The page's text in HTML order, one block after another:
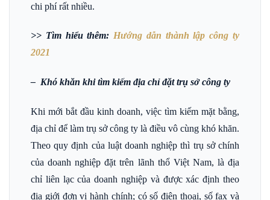
chi phí rất nhiều.
>> Tìm hiểu thêm: Hướng dẫn thành lập công ty
2021
– Khó khăn khi tìm kiếm địa chỉ đặt trụ sở công ty
Khi mới bắt đầu kinh doanh, việc tìm kiếm mặt bằng,
địa chỉ để làm trụ sở công ty là điều vô cùng khó khăn.
Theo quy định của luật doanh nghiệp thì trụ sở chính
của doanh nghiệp đặt trên lãnh thổ Việt Nam, là địa
chỉ liên lạc của doanh nghiệp và được xác định theo
địa giới đơn vị hành chính; có số điện thoại, số fax và